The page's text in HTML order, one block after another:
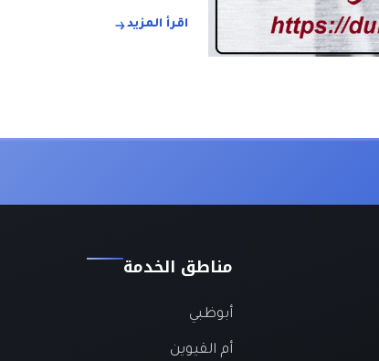
اقرأ المزيد
مناطق الخدمة
أبوظبي
أم القيوين